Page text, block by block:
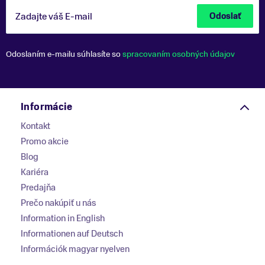
Zadajte váš E-mail Odoslať
Odoslaním e-mailu súhlasíte sospracovaním osobných údajov
Informácie
Kontakt
Promo akcie
Blog
Kariéra
Predajňa
Prečo nakúpiť u nás
Information in English
Informationen auf Deutsch
Információk magyar nyelven